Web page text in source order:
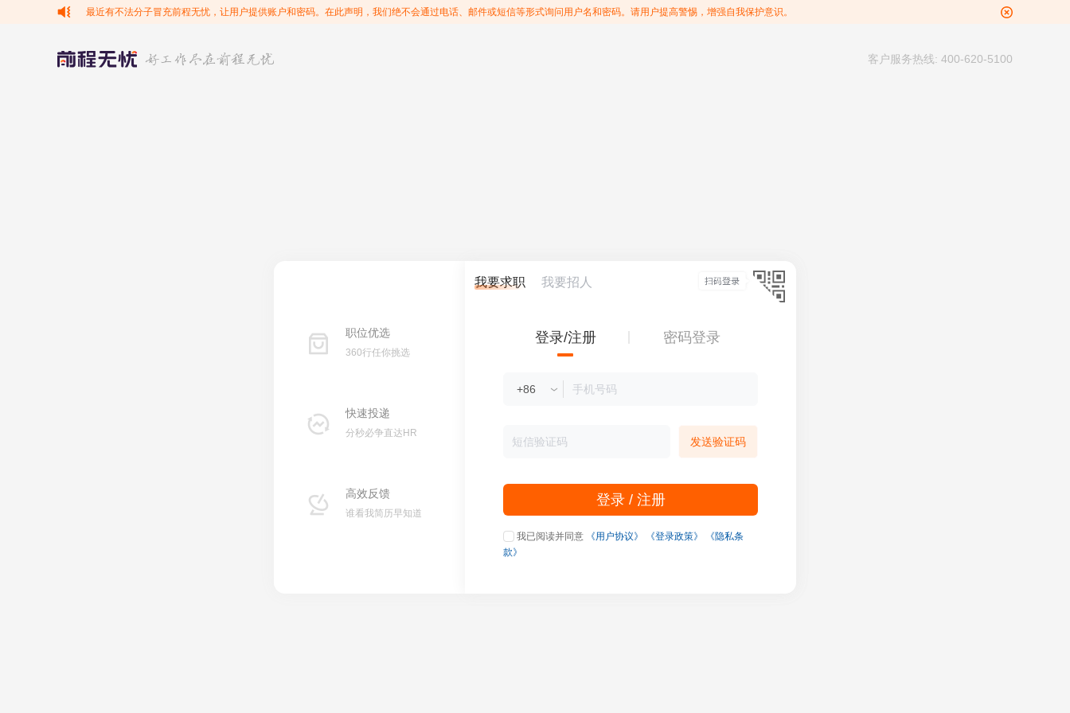
最近有不法分子冒充前程无忧，让用户提供账户和密码。在此声明，我们绝不会通过电话、邮件或短信等形式询问用户名和密码。请用户提高警惕，增强自我保护意识。
客户服务热线: 400-620-5100
职位优选
360行任你挑选
快速投递
分秒必争直达HR
高效反馈
谁看我简历早知道
我要求职 我要招人
登录/注册 密码登录
发送验证码
登录 / 注册
我已阅读并同意 《用户协议》 《登录政策》
《隐私条
款》